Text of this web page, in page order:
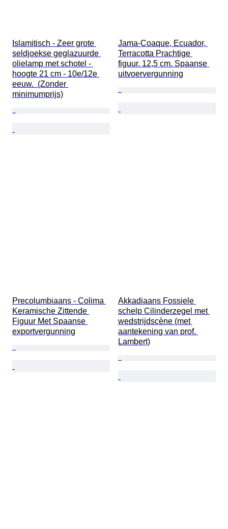
Islamitisch - Zeer grote
seldjoekse geglazuurde
olielamp met schotel -
hoogte 21 cm - 10e/12e
eeuw.  (Zonder
minimumprijs)
Jama-Coaque, Ecuador,
Terracotta Prachtige
figuur. 12,5 cm. Spaanse
uitvoervergunning
Precolumbiaans - Colima
Keramische Zittende
Figuur Met Spaanse
exportvergunning
Akkadiaans Fossiele
schelp Cilinderzegel met
wedstrijdscène (met
aantekening van prof.
Lambert)